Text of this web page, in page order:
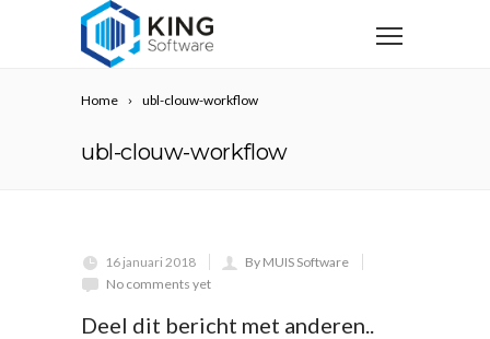
Home ubl-clouw-workflow
ubl-clouw-workflow
16 januari 2018
By MUIS Software
No comments yet
Deel dit bericht met anderen..